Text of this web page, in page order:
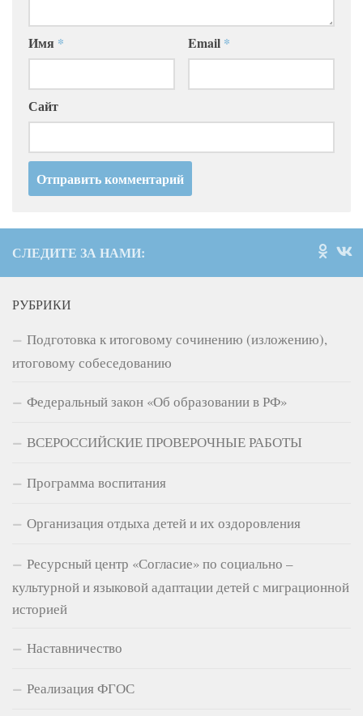
Имя * Email *
Сайт
СЛЕДИТЕ ЗА НАМИ:
РУБРИКИ
Подготовка к итоговому сочинению (изложению),
итоговому собеседованию
Федеральный закон «Об образовании в РФ»
ВСЕРОССИЙСКИЕ ПРОВЕРОЧНЫЕ РАБОТЫ
Программа воспитания
Организация отдыха детей и их оздоровления
Ресурсный центр «Согласие» по социально –
культурной и языковой адаптации детей с миграционной
историей
Наставничество
Реализация ФГОС